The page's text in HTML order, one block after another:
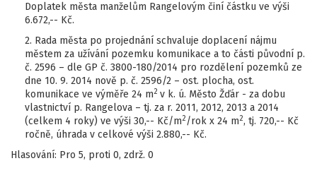
Doplatek města manželům Rangelovým činí částku ve výši
6.672,-- Kč.
2. Rada města po projednání schvaluje doplacení nájmu
městem za užívání pozemku komunikace a to části původní p.
č. 2596 – dle GP č. 3800-180/2014 pro rozdělení pozemků ze
dne 10. 9. 2014 nově p. č. 2596/2 – ost. plocha, ost.
komunikace ve výměře 24 m2 v k. ú. Město Žďár - za dobu
vlastnictví p. Rangelova – tj. za r. 2011, 2012, 2013 a 2014
(celkem 4 roky) ve výši 30,-- Kč/m2 /rok x 24 m2, tj. 720,-- Kč
ročně, úhrada v celkové výši 2.880,-- Kč.
Hlasování: Pro 5, proti 0, zdrž. 0